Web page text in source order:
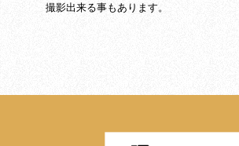
撮影出来る事もあります。